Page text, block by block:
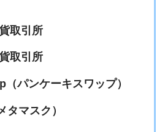
取引所
取引所
パンケーキスワップ）
タマスク）